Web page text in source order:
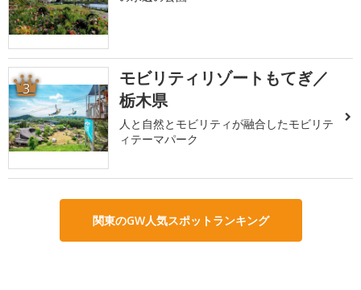
3
モビリティリゾートもてぎ／
栃木県
人と自然とモビリティが融合したモビリテ
ィテーマパーク
関東のGW人気スポットランキング